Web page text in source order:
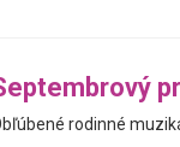
rodinné